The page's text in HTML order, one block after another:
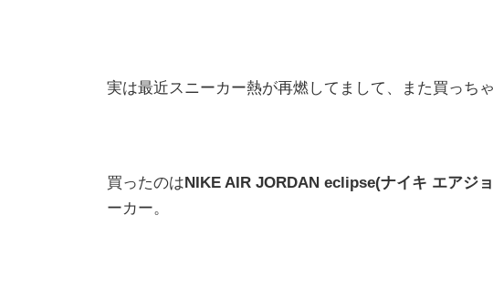
実は最近スニーカー熱が再燃してまして、また買っちゃ
買ったのはNIKE AIR JORDAN eclipse(ナイキ エアジ
ーカー。